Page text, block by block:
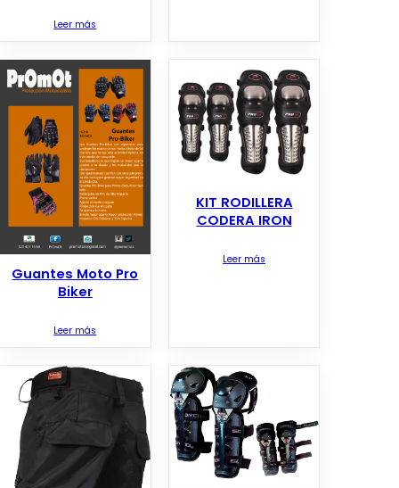
Leer más
Guantes Moto Pro
Biker
Leer más
KIT RODILLERA
CODERA IRON
Leer más